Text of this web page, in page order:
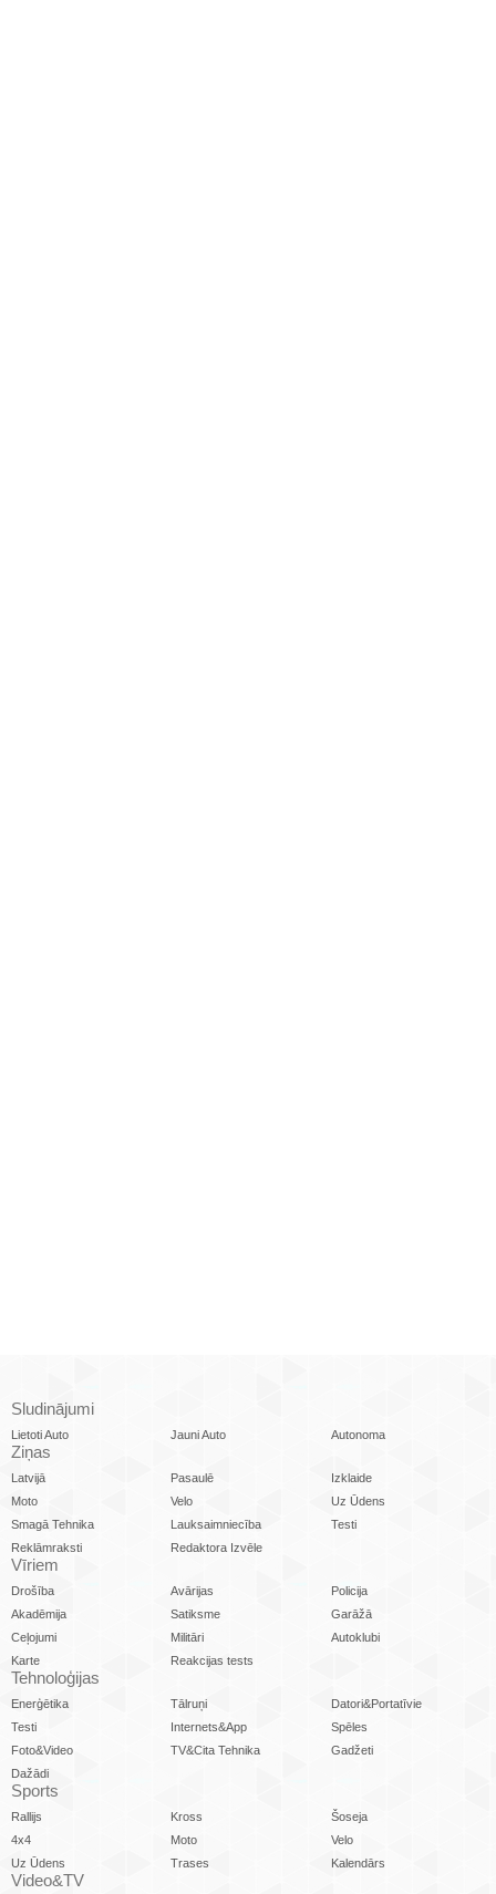
Sludinājumi
Lietoti Auto Jauni Auto Autonoma
Ziņas
Latvijā Pasaulē
Izklaide
Moto
Velo
Uz Ūdens
Smagā Tehnika
Lauksaimniecība
Testi
Reklāmraksti
Redaktora Izvēle
Vīriem
Drošība Avārijas
Policija
Akadēmija
Satiksme
Garāžā
Ceļojumi
Militāri
Autoklubi
Karte
Reakcijas tests
Tehnoloģijas
Enerģētika Tālruņi
Datori&Portatīvie
Testi
Internets&App
Spēles
Foto&Video
TV&Cita Tehnika
Gadžeti
Dažādi
Sports
Rallijs Kross
Šoseja
4x4
Moto
Velo
Uz Ūdens
Trases Kalendārs
Video&TV